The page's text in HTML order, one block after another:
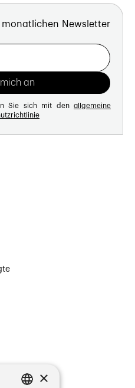
Newsletter
Sie sich mit den allgemeine
×